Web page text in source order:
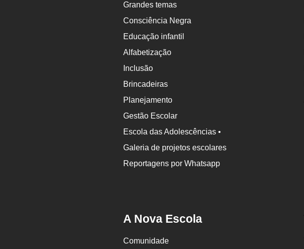
Grandes temas
Consciência Negra
Educação infantil
Alfabetização
Inclusão
Brincadeiras
Planejamento
Gestão Escolar
Escola das Adolescências •
Galeria de projetos escolares
Reportagens por Whatsapp
A Nova Escola
Comunidade